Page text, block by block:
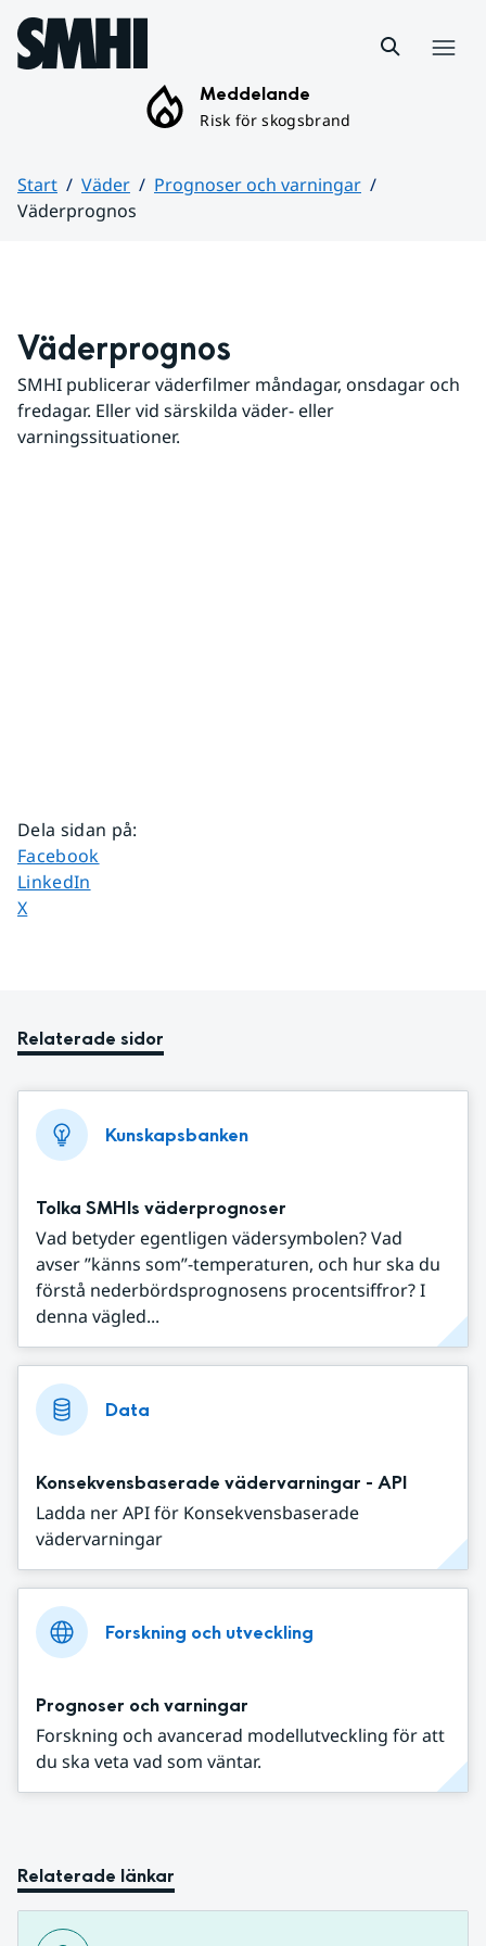
Hoppa till sidans innehåll
Meddelande
Risk för skogsbrand
Start Väder
Prognoser och varningar
Väderprognos
Väderprognos
SMHI publicerar väderfilmer måndagar, onsdagar och
fredagar. Eller vid särskilda väder- eller
varningssituationer.
Dela sidan på:
Dela sidan på
Facebook
Dela sidan på
LinkedIn
Dela sidan på
X
Relaterade sidor
Kunskapsbanken
Tolka SMHIs väderprognoser
Vad betyder egentligen vädersymbolen? Vad
avser ”känns som”-temperaturen, och hur ska du
förstå nederbördsprognosens procentsiffror? I
denna vägled...
Data
Konsekvensbaserade vädervarningar - API
Ladda ner API för Konsekvensbaserade
vädervarningar
Forskning och utveckling
Prognoser och varningar
Forskning och avancerad modellutveckling för att
du ska veta vad som väntar.
Relaterade länkar